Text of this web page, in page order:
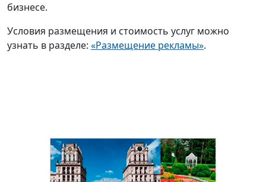
бизнесе.
Условия размещения и стоимость услуг можно
узнать в разделе: «Размещение рекламы».